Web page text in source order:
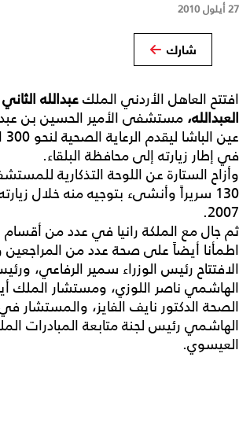
27 أيلول 2010
شارك
افتتح العاهل الأردني الملكعبدالله الثاني
العبدالله، مستشفى الأمير الحسين بن
في إطار زيارته إلى محافظة البلقاء.
وأزاح الستارة عن اللوحة التذكارية
130 سريراً وأنشىء بتوجيه منه خلال
2007.
ثم جال مع الملكة رانيا في عدد من
اطمأنا أيضاً على صحة عدد من
الافتتاح رئيس الوزراء سمير الرفاعي،
الهاشمي ناصر اللوزي، ومستشار الملك
الصحة الدكتور نايف الفايز، والمستشار
الهاشمي رئيس لجنة متابعة المبادرات
العيسوي.